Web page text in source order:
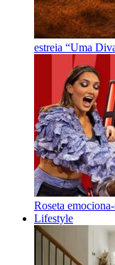
estreia “Uma
Roseta
Lifestyle